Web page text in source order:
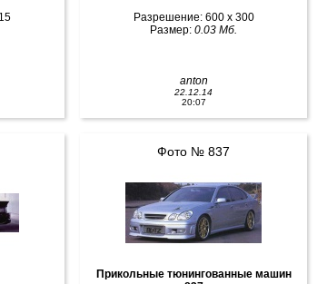
Разрешение: 600 x 300
Размер:0.03 Мб.
anton
22.12.14
20:07
Фото № 837
Прикольные тюнингованные машин